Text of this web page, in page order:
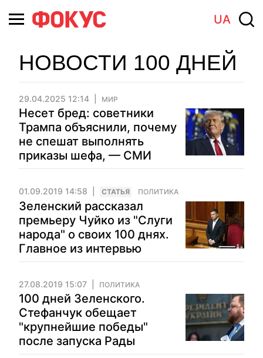
UA
НОВОСТИ 100 ДНЕЙ
29.04.2025 12:14 МИР
Несет бред: советники
Трампа объяснили, почему
не спешат выполнять
приказы шефа, — СМИ
01.09.2019 14:58 CТАТЬЯ ПОЛИТИКА
Зеленский рассказал
премьеру Чуйко из "Слуги
народа" о своих 100 днях.
Главное из интервью
27.08.2019 15:07 ПОЛИТИКА
100 дней Зеленского.
Стефанчук обещает
"крупнейшие победы"
после запуска Рады